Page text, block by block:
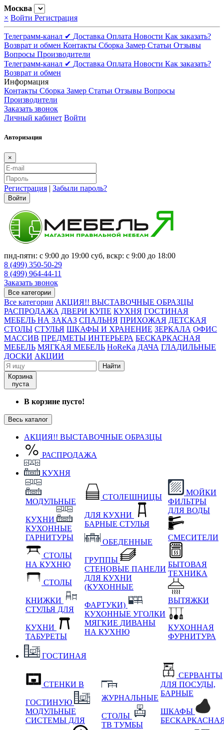
Москва
× Войти Регистрация
Телеграмм-канал ✔ Доставка Оплата Новости Как заказать?
Возврат и обмен Контакты Сборка Замер Статьи Отзывы
Вопросы Производители
Телеграмм-канал ✔ Доставка Оплата Новости Как заказать?
Возврат и обмен
Информация
Контакты Сборка Замер Статьи Отзывы Вопросы
Производители
Заказать звонок
Личный кабинет Войти
Авторизация
×
Регистрация | Забыли пароль?
Войти
пнд-пятн: с 9:00 до 19:00 суб, вскр: с 9:00 до 18:00
8 (499) 350-50-29
8 (499) 964-44-11
Заказать звонок
Все категории
Все категории АКЦИЯ!! ВЫСТАВОЧНЫЕ ОБРАЗЦЫ
РАСПРОДАЖА ДВЕРИ КУПЕ КУХНЯ ГОСТИНАЯ
МЕБЕЛЬ НА ЗАКАЗ СПАЛЬНЯ ПРИХОЖАЯ ДЕТСКАЯ
СТОЛЫ СТУЛЬЯ ШКАФЫ И ХРАНЕНИЕ ЗЕРКАЛА ОФИС
МАССИВ ПРЕДМЕТЫ ИНТЕРЬЕРА БЕСКАРКАСНАЯ
МЕБЕЛЬ МЯГКАЯ МЕБЕЛЬ HoReKa ДАЧА ГЛАДИЛЬНЫЕ
ДОСКИ АКЦИИ
Найти
Корзина
пуста
В корзине пусто!
Весь каталог
АКЦИЯ!! ВЫСТАВОЧНЫЕ ОБРАЗЦЫ
РАСПРОДАЖА
КУХНЯ
МОДУЛЬНЫЕ
КУХНИ
КУХОННЫЕ
ГАРНИТУРЫ
СТОЛЫ
НА КУХНЮ
СТОЛЫ
КНИЖКИ
СТУЛЬЯ ДЛЯ
КУХНИ
ТАБУРЕТЫ
СТОЛЕШНИЦЫ
ДЛЯ КУХНИ
БАРНЫЕ СТУЛЬЯ
ОБЕДЕННЫЕ
ГРУППЫ
СТЕНОВЫЕ ПАНЕЛИ
ДЛЯ КУХНИ
(КУХОННЫЕ
ФАРТУКИ)
КУХОННЫЕ УГОЛКИ
МЯГКИЕ ДИВАНЫ
НА КУХНЮ
МОЙКИ
ФИЛЬТРЫ
ДЛЯ ВОДЫ
СМЕСИТЕЛИ
БЫТОВАЯ
ТЕХНИКА
ВЫТЯЖКИ
КУХОННАЯ
ФУРНИТУРА
ГОСТИНАЯ
СТЕНКИ В
ГОСТИНУЮ
МОДУЛЬНЫЕ
СИСТЕМЫ ДЛЯ
ЖУРНАЛЬНЫЕ
СТОЛЫ
ТВ ТУМБЫ
СЕРВАНТЫ
ДЛЯ ПОСУДЫ,
БАРНЫЕ
ШКАФЫ